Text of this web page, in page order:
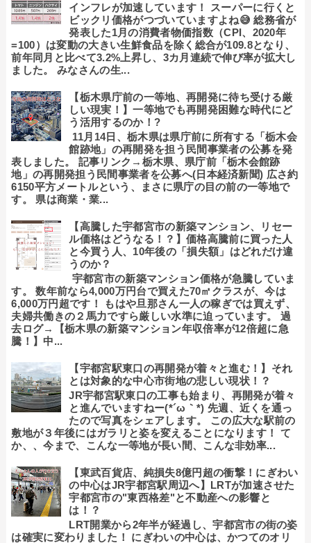
インフレが加速しています！ スーパーに行くと
ビックリ価格がつづいていますよね😅 総務省が
発表した1月の消費者物価指数（CPI、2020年
=100）は変動の大きい生鮮食品を除く総合が109.8となり、
前年同月と比べて3.2%上昇し、3カ月連続で伸び率が拡大し
ました。 みなさんの生...
【栃木県庁前の一等地、再開発に待ち受ける厳
しい現実！】一等地でも再開発困難な時代にど
う活用するのか！?
11月14日、栃木県は県庁前に所有する「栃木会
館跡地」の再開発を担う民間事業者の公募を発
表しました。 記事リンク→栃木県、県庁前「栃木会館跡
地」の再開発担う民間事業者を公募へ(日本経済新聞) 広さ約
6150平方メートルという、まさに県庁の目の前の一等地で
す。 県は商業・業...
【高騰した宇都宮市の新築マンション、リセー
ル価格はどうなる！？】価格高騰前に買った人
と今買う人、10年後の「損失額」はどれだけ違
うのか？
宇都宮市の新築マンション価格が急騰していま
す。 数年前なら4,000万円台で買えた70㎡クラスが、今は
6,000万円超です！ もはや旦那さん一人の稼ぎでは買えず、
夫婦共働きの２馬力ですら厳しい水準に迫っています。 過
去ログ→【栃木県の新築マンション年収倍率が12倍超に急
騰！】中...
【宇都宮駅東口の再開発が着々と進む！】それ
とは対象的な中心市街地の悲しい現状！？
JR宇都宮駅東口の工事も始まり、再開発が着々
と進んでいますねー(*´ω｀*) 先週、近くを通っ
たので写真をシェアします。 この広大な駅前の
敷地が３年後にはガラリと姿を変えることになります！ て
か、、今まで、こんな一等地が長い間、こんな非効率...
【東武百貨店、純損失8億円超の衝撃！にぎわい
の中心はJR宇都宮駅周辺へ】LRTが加速させた
宇都宮市の"東西格差"と不動産への影響と
は！？
LRT開業から2年半が経過し、宇都宮市の街の姿
は確実に変わりました！ にぎわいの中心は、かつてのオリ